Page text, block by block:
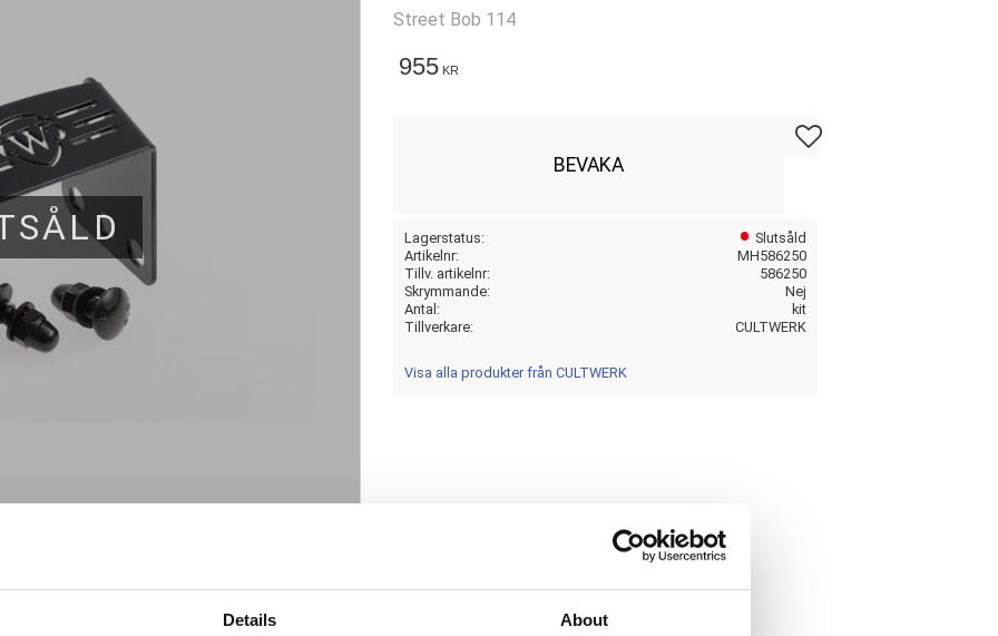
Details About
Street Bob 114
955 KR
Lägg till i favoriter
BEVAKA
Lagerstatus
Slutsåld
Artikelnr
MH586250
Tillv. artikelnr
586250
Skrymmande
Nej
Antal
kit
Tillverkare
CULTWERK
Visa alla produkter från CULTWERK
lift with adjustable height. Mounts to the